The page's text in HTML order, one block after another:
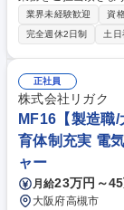
投資一任契約締結
会社もしくは投資家
用/事務/コンプライアン
品開発業務】三菱
業界未経験歓迎 資
完全週休2日制
土日
正社員
株式会社リガク
MF16【製造職
育体制充実 電
ャー
月給23万円～
大阪府高槻市